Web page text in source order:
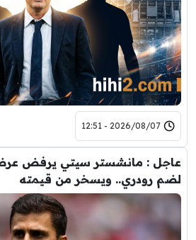
2026/08/07 - 12:51
عاجل : مانشستر سيتي يرفض عرض
لضم رودري.. ويسخر من قيمته